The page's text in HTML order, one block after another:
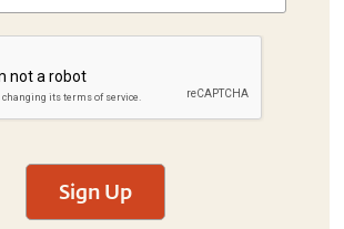
Sign Up